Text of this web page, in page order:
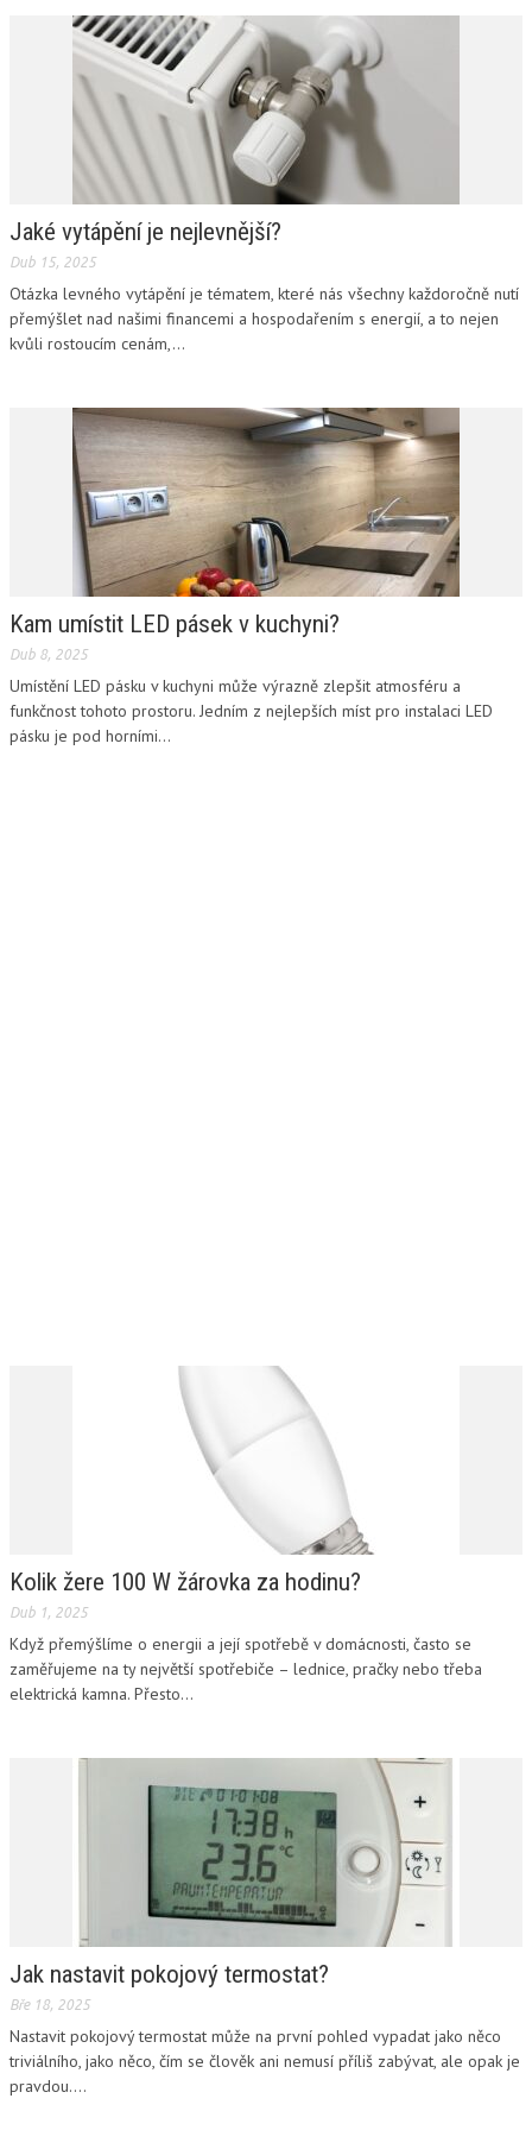
Jaké vytápění je nejlevnější?
Dub 15, 2025
Otázka levného vytápění je tématem, které nás všechny každoročně nutí
přemýšlet nad našimi financemi a hospodařením s energií, a to nejen
kvůli rostoucím cenám,...
Kam umístit LED pásek v kuchyni?
Dub 8, 2025
Umístění LED pásku v kuchyni může výrazně zlepšit atmosféru a
funkčnost tohoto prostoru. Jedním z nejlepších míst pro instalaci LED
pásku je pod horními...
Kolik žere 100 W žárovka za hodinu?
Dub 1, 2025
Když přemýšlíme o energii a její spotřebě v domácnosti, často se
zaměřujeme na ty největší spotřebiče – lednice, pračky nebo třeba
elektrická kamna. Přesto...
Jak nastavit pokojový termostat?
Bře 18, 2025
Nastavit pokojový termostat může na první pohled vypadat jako něco
triviálního, jako něco, čím se člověk ani nemusí příliš zabývat, ale opak je
pravdou....